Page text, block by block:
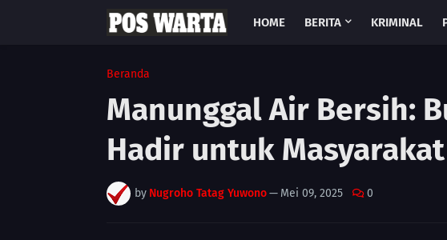
HOME BERITA KRIMINAL
Beranda
Manunggal Air Bersih:
Hadir untuk Masyarakat
by Nugroho Tatag Yuwono— Mei 09, 2025 0